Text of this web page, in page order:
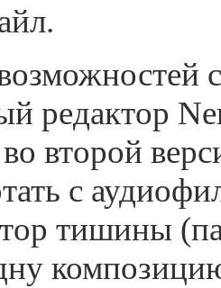
редактор
второй
с
тишины